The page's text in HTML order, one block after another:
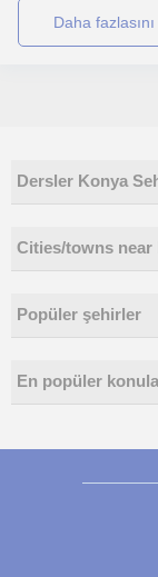
daha
Dersler Konya
Cities/towns near
Popüler şehirler
En popüler